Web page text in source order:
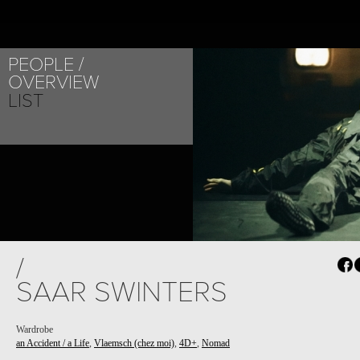
PEOPLE
OVERVIEW
LIST
/
SAAR SWINTERS
Wardrobe
an Accident / a Life, Vlaemsch (chez moi), 4D+, Nomad